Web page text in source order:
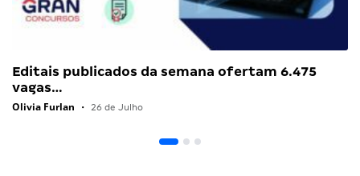
Editais publicados da semana ofertam 6.475
vagas…
Olivia Furlan • 26 de Julho